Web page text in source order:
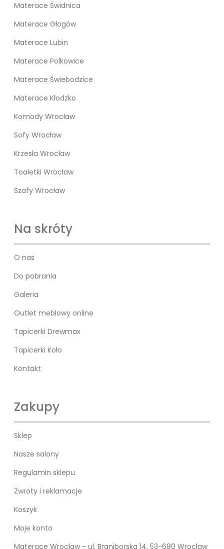
Materace Świdnica
Materace Głogów
Materace Lubin
Materace Polkowice
Materace Świebodzice
Materace Kłodzko
Komody Wrocław
Sofy Wrocław
Krzesła Wrocław
Toaletki Wrocław
Szafy Wrocław
Na skróty
O nas
Do pobrania
Galeria
Outlet meblowy online
Tapicerki Drewmax
Tapicerki Koło
Kontakt
Zakupy
Sklep
Nasze salony
Regulamin sklepu
Zwroty i reklamacje
Koszyk
Moje konto
Materace Wrocław - ul. Braniborska 14, 53-680 Wrocław